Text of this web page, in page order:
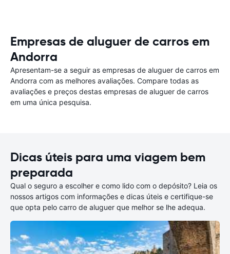
Empresas de aluguer de carros em
Andorra
Apresentam-se a seguir as empresas de aluguer de carros em
Andorra com as melhores avaliações. Compare todas as
avaliações e preços destas empresas de aluguer de carros
em uma única pesquisa.
Dicas úteis para uma viagem bem
preparada
Qual o seguro a escolher e como lido com o depósito? Leia os
nossos artigos com informações e dicas úteis e certifique-se
que opta pelo carro de aluguer que melhor se lhe adequa.